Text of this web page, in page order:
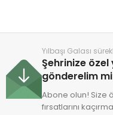
Yılbaşı Galası
Şehrinize özel
gönderelim
Abone olun! Size
fırsatlarını